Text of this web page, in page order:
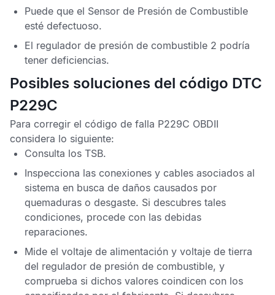
Puede que el Sensor de Presión de Combustible
esté defectuoso.
El regulador de presión de combustible 2 podría
tener deficiencias.
Posibles soluciones del código DTC
P229C
Para corregir el código de falla P229C OBDII
considera lo siguiente:
Consulta los TSB.
Inspecciona las conexiones y cables asociados al
sistema en busca de daños causados por
quemaduras o desgaste. Si descubres tales
condiciones, procede con las debidas
reparaciones.
Mide el voltaje de alimentación y voltaje de tierra
del regulador de presión de combustible, y
comprueba si dichos valores coindicen con los